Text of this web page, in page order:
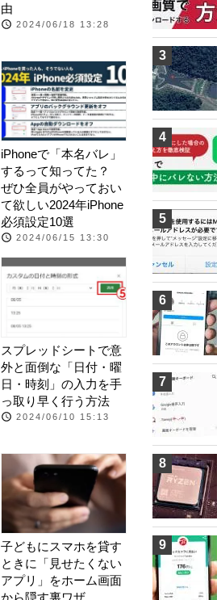
由
2024/06/18 13:28
iPhoneで「本名バレ」
するって知ってた？
ぜひ全員がやっておい
て欲しい2024年iPhone
必須設定10選
2024/06/15 13:30
スプレッドシートで意
外と面倒な「日付・曜
日・時刻」の入力を手
っ取り早く行う方法
2024/06/10 15:13
子どもにスマホを貸す
ときに「見せたくない
アプリ」をホーム画面
から隠す裏ワザ
3
4
5
6
7
8
9